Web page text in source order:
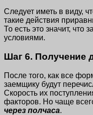
Следует иметь в виду,
такие действия
То есть это значит, что
условиями.
Шаг 6. Получение
После того, как все
заемщику будут
Скорость их
факторов. Но чаще
через полчаса.